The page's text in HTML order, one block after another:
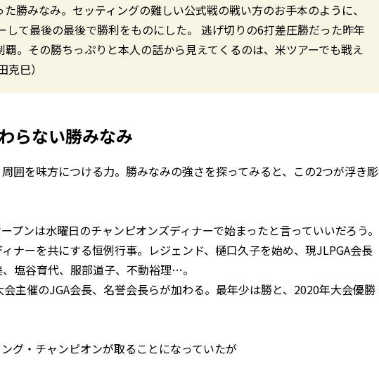
勝みなみ。セッティングの難しい公式戦の戦い方のお手本のように、
して最後の最後で勝利をものにした。 逃げ切りの6打差圧勝だった昨年
覇。その勝ちっぷりと本人の話から見えてくるのは、米ツアーでも戦え
巳）
らない勝みなみ
囲を味方につける力。勝みなみの強さを探ってみると、この2つが浮き彫
プンは水曜日のチャンピオンズディナーで始まったと言っていいだろう。
ナーを共にする恒例行事。レジェンド、樋口久子を始め、現JLPGA会長
塩谷育代、服部道子、不動裕理…。
主催のJGA会長、名誉会長らが加わる。最年少は勝と、2020年大会優勝
グ・チャンピオンが取ることになっていたが